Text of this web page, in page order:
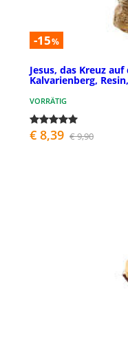
-15%
Jesus, das Kreuz
Kalvarienberg,
VORRÄTIG
€ 8,39 € 9,90